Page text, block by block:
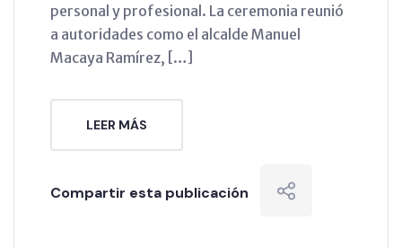
personal y profesional. La ceremonia reunió
a autoridades como el alcalde Manuel
Macaya Ramírez, […]
LEER MÁS
Compartir esta publicación